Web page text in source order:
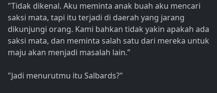
"Tidak dikenal. Aku meminta anak buah aku mencari
saksi mata, tapi itu terjadi di daerah yang jarang
dikunjungi orang. Kami bahkan tidak yakin apakah ada
saksi mata, dan meminta salah satu dari mereka untuk
maju akan menjadi masalah lain.”
"Jadi menurutmu itu Salbards?"